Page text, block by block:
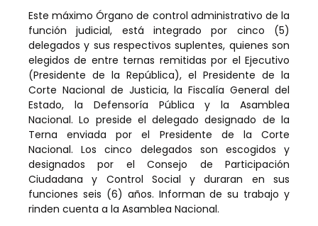
Este máximo Órgano de control administrativo de la
función judicial, está integrado por cinco (5)
delegados y sus respectivos suplentes, quienes son
elegidos de entre ternas remitidas por el Ejecutivo
(Presidente de la República), el Presidente de la
Corte Nacional de Justicia, la Fiscalía General del
Estado, la Defensoría Pública y la Asamblea
Nacional. Lo preside el delegado designado de la
Terna enviada por el Presidente de la Corte
Nacional. Los cinco delegados son escogidos y
designados por el Consejo de Participación
Ciudadana y Control Social y duraran en sus
funciones seis (6) años. Informan de su trabajo y
rinden cuenta a la Asamblea Nacional.